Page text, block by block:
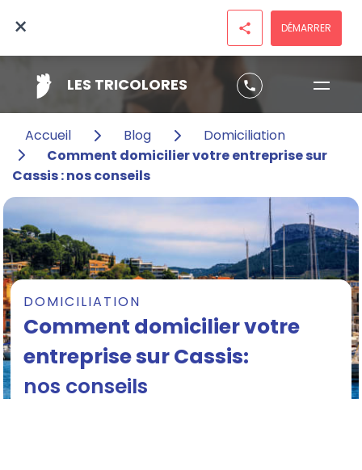
LES TRICOLORES phone
× share DÉMARRER
Accueil Blog
Domiciliation
Comment domicilier votre entreprise sur
Cassis : nos conseils
DOMICILIATION
Comment domicilier votre
entreprise sur Cassis:
nos conseils